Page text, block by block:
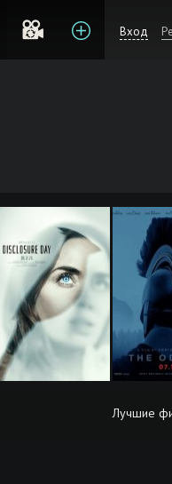
Вход
Лучшие